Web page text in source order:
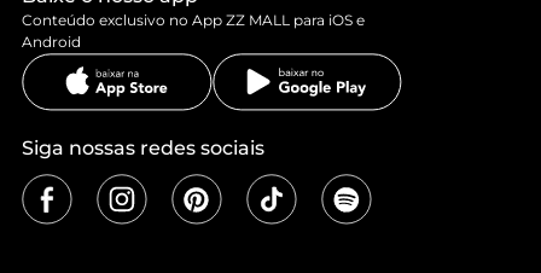
Conteúdo exclusivo no App ZZ MALL para iOS e
Android
Siga nossas redes sociais